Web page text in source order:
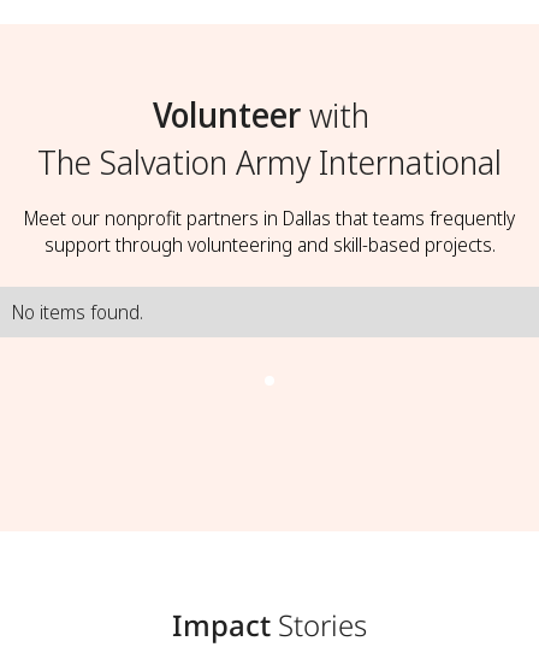
Volunteerwith
The Salvation Army International
Meet our nonprofit partners in Dallas that teams frequently
support through volunteering and skill-based projects.
No items found.
Impact Stories